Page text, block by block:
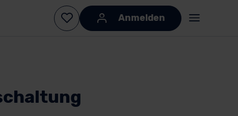
Anmelden